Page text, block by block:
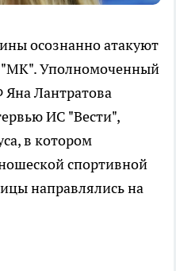
осознанно атакуют
"МК". Уполномоченный
Лантратова
ИС "Вести",
в котором
спортивной
направлялись на